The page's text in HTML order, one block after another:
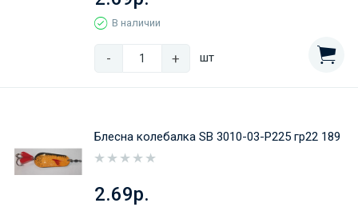
В наличии
- + шт
Блесна колебалка SB 3010-03-P225 гр22 189
2.69р.